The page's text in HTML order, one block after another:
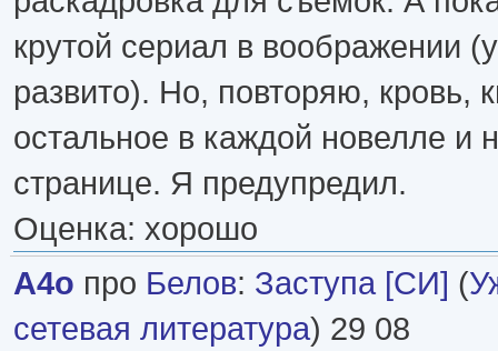
крутой сериал в воображении
развито). Но, повторяю, кровь,
остальное в каждой новелле и
странице. Я предупредил.
Оценка: хорошо
A4o про Белов: Заступа [СИ] (
сетевая литература) 29 08